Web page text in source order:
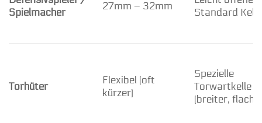
Spielmacher
27mm – 32mm
Standard Kelle
Torhüter
Flexibel (oft
kürzer)
Spezielle
Torwartkelle
(breiter,